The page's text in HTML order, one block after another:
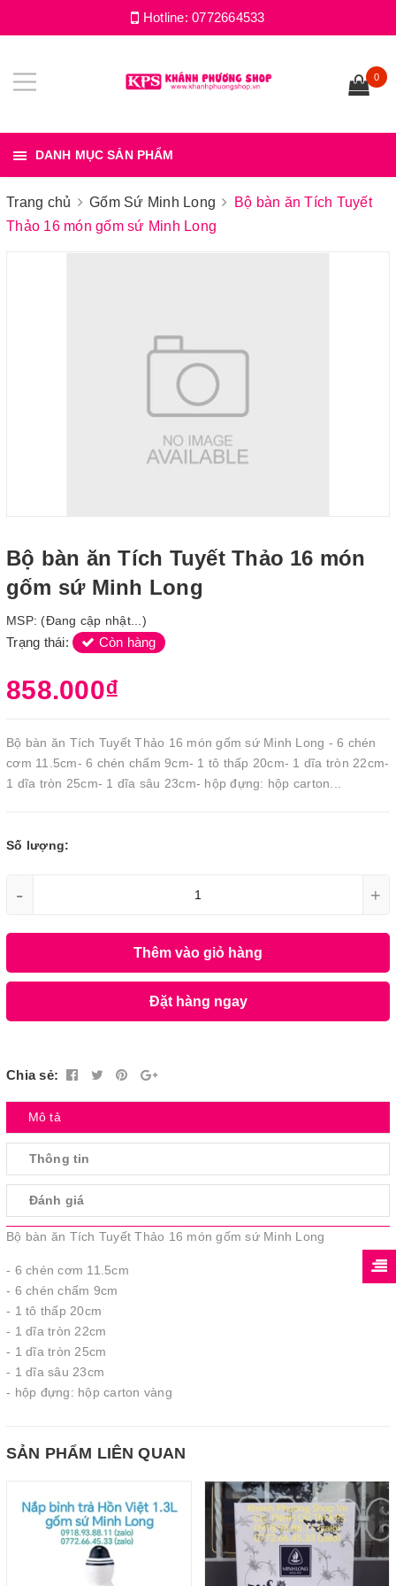
Hotline:0772664533
0
DANH MỤC SẢN PHẨM
Trang chủ Gốm Sứ Minh Long
Bộ bàn ăn Tích Tuyết
Thảo 16 món gốm sứ Minh Long
Bộ bàn ăn Tích Tuyết Thảo 16 món
gốm sứ Minh Long
MSP: (Đang cập nhật...)
Trạng thái: Còn hàng
858.000₫
Bộ bàn ăn Tích Tuyết Thảo 16 món gốm sứ Minh Long - 6 chén
cơm 11.5cm- 6 chén chấm 9cm- 1 tô thấp 20cm- 1 dĩa tròn 22cm-
1 dĩa tròn 25cm- 1 dĩa sâu 23cm- hộp đựng: hộp carton...
Số lượng:
- +
Thêm vào giỏ hàng
Đặt hàng ngay
Chia sẻ:
Mô tả
Thông tin
Đánh giá
Bộ bàn ăn Tích Tuyết Thảo 16 món gốm sứ Minh Long
- 6 chén cơm 11.5cm
- 6 chén chấm 9cm
- 1 tô thấp 20cm
- 1 dĩa tròn 22cm
- 1 dĩa tròn 25cm
- 1 dĩa sâu 23cm
- hộp đựng: hộp carton vàng
SẢN PHẨM LIÊN QUAN